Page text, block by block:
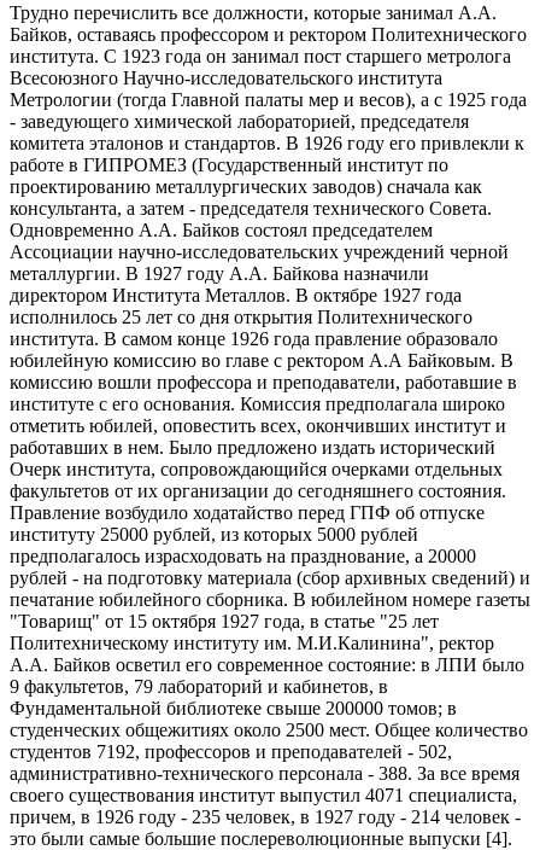
Трудно перечислить все должности, которые занимал А.А.
Байков, оставаясь профессором и ректором Политехнического
института. С 1923 года он занимал пост старшего метролога
Всесоюзного Научно-исследовательского института
Метрологии (тогда Главной палаты мер и весов), а с 1925 года
- заведующего химической лабораторией, председателя
комитета эталонов и стандартов. В 1926 году его привлекли к
работе в ГИПРОМЕЗ (Государственный институт по
проектированию металлургических заводов) сначала как
консультанта, а затем - председателя технического Совета.
Одновременно А.А. Байков состоял председателем
Ассоциации научно-исследовательских учреждений черной
металлургии. В 1927 году А.А. Байкова назначили
директором Института Металлов. В октябре 1927 года
исполнилось 25 лет со дня открытия Политехнического
института. В самом конце 1926 года правление образовало
юбилейную комиссию во главе с ректором А.А Байковым. В
комиссию вошли профессора и преподаватели, работавшие в
институте с его основания. Комиссия предполагала широко
отметить юбилей, оповестить всех, окончивших институт и
работавших в нем. Было предложено издать исторический
Очерк института, сопровождающийся очерками отдельных
факультетов от их организации до сегодняшнего состояния.
Правление возбудило ходатайство перед ГПФ об отпуске
институту 25000 рублей, из которых 5000 рублей
предполагалось израсходовать на празднование, а 20000
рублей - на подготовку материала (сбор архивных сведений) и
печатание юбилейного сборника. В юбилейном номере газеты
"Товарищ" от 15 октября 1927 года, в статье "25 лет
Политехническому институту им. М.И.Калинина", ректор
А.А. Байков осветил его современное состояние: в ЛПИ было
9 факультетов, 79 лабораторий и кабинетов, в
Фундаментальной библиотеке свыше 200000 томов; в
студенческих общежитиях около 2500 мест. Общее количество
студентов 7192, профессоров и преподавателей - 502,
административно-технического персонала - 388. За все время
своего существования институт выпустил 4071 специалиста,
причем, в 1926 году - 235 человек, в 1927 году - 214 человек -
это были самые большие послереволюционные выпуски [4].